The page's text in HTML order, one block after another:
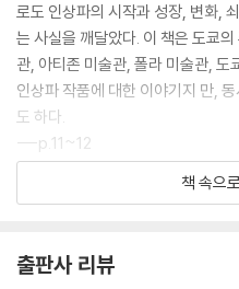
로도 인상파의 시작과 성장, 변화,
는 사실을 깨달았다. 이 책은 도쿄
관, 아티존 미술관, 폴라 미술관, 도
인상파 작품에 대한 이야기지 만,
도 하다.
---p.11~12
마네는 르누아르, 바지유, 세잔 등
본뜬 풍경화를 그리기도 했다. 배
책 속으
출판사 리뷰